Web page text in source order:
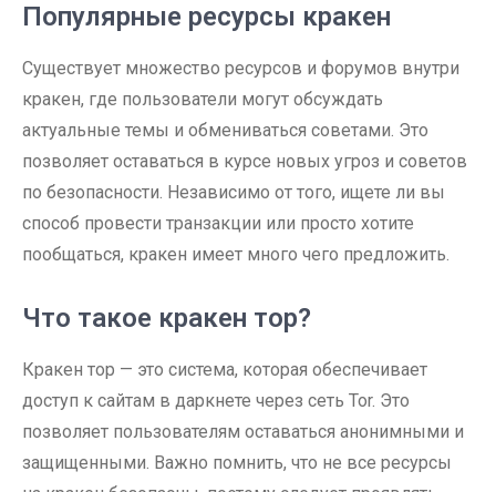
Популярные ресурсы кракен
Существует множество ресурсов и форумов внутри
кракен, где пользователи могут обсуждать
актуальные темы и обмениваться советами. Это
позволяет оставаться в курсе новых угроз и советов
по безопасности. Независимо от того, ищете ли вы
способ провести транзакции или просто хотите
пообщаться, кракен имеет много чего предложить.
Что такое кракен тор?
Кракен тор — это система, которая обеспечивает
доступ к сайтам в даркнете через сеть Tor. Это
позволяет пользователям оставаться анонимными и
защищенными. Важно помнить, что не все ресурсы